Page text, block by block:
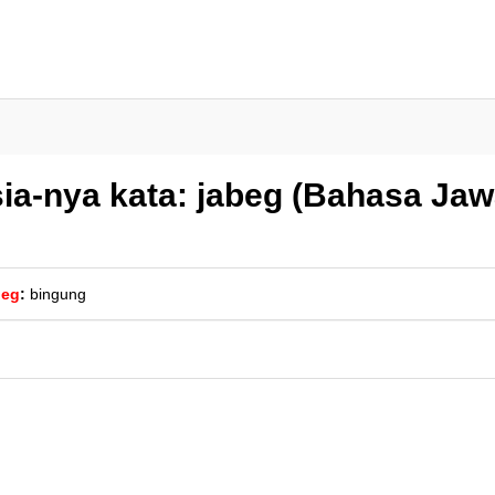
nya kata: jabeg (Bahasa
: bingung